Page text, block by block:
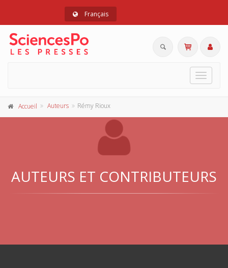
Français
Toggle
Accueil Auteurs Rémy Rioux
AUTEURS ET CONTRIBUTEURS